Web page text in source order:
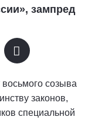
зампред
созыва
законов,
специальной